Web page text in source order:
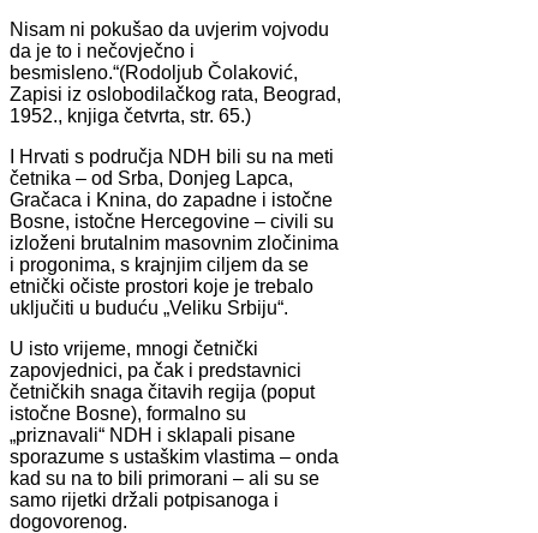
Nisam ni pokušao da uvjerim vojvodu
da je to i nečovječno i
besmisleno.“(Rodoljub Čolaković,
Zapisi iz oslobodilačkog rata, Beograd,
1952., knjiga četvrta, str. 65.)
I Hrvati s područja NDH bili su na meti
četnika – od Srba, Donjeg Lapca,
Gračaca i Knina, do zapadne i istočne
Bosne, istočne Hercegovine – civili su
izloženi brutalnim masovnim zločinima
i progonima, s krajnjim ciljem da se
etnički očiste prostori koje je trebalo
uključiti u buduću „Veliku Srbiju“.
U isto vrijeme, mnogi četnički
zapovjednici, pa čak i predstavnici
četničkih snaga čitavih regija (poput
istočne Bosne), formalno su
„priznavali“ NDH i sklapali pisane
sporazume s ustaškim vlastima – onda
kad su na to bili primorani – ali su se
samo rijetki držali potpisanoga i
dogovorenog.